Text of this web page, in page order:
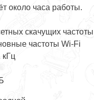
около часа работы.
скачущих частоты
частоты Wi-Fi